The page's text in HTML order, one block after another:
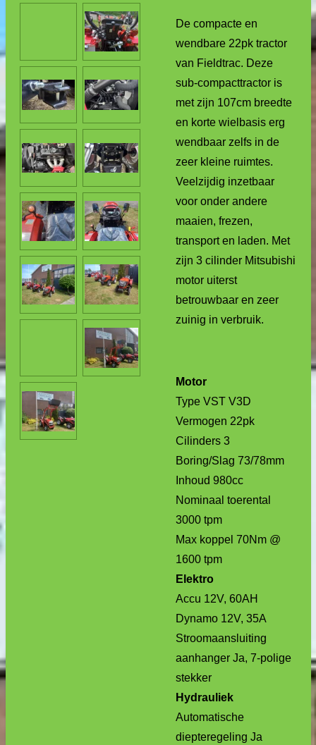
De compacte en
wendbare 22pk tractor
van Fieldtrac. Deze
sub-compacttractor is
met zijn 107cm breedte
en korte wielbasis erg
wendbaar zelfs in de
zeer kleine ruimtes.
Veelzijdig inzetbaar
voor onder andere
maaien, frezen,
transport en laden. Met
zijn 3 cilinder Mitsubishi
motor uiterst
betrouwbaar en zeer
zuinig in verbruik.
Motor
Type VST V3D
Vermogen 22pk
Cilinders 3
Boring/Slag 73/78mm
Inhoud 980cc
Nominaal toerental
3000 tpm
Max koppel 70Nm @
1600 tpm
Elektro
Accu 12V, 60AH
Dynamo 12V, 35A
Stroomaansluiting
aanhanger Ja, 7-polige
stekker
Hydrauliek
Automatische
diepteregeling Ja